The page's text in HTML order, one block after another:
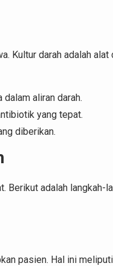
Kultur darah adalah
aliran darah.
yang tepat.
diberikan.
Berikut adalah langkah-
pasien. Hal ini